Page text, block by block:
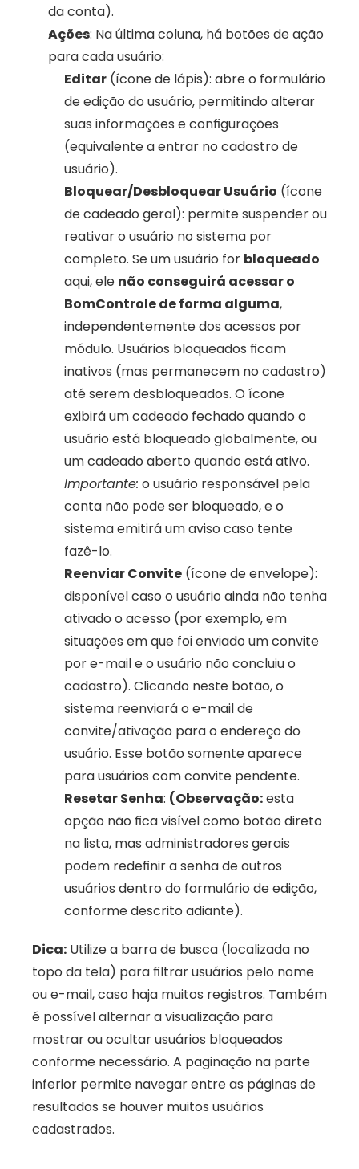
da conta).
Ações: Na última coluna, há botões de ação
para cada usuário:
Editar (ícone de lápis): abre o formulário
de edição do usuário, permitindo alterar
suas informações e configurações
(equivalente a entrar no cadastro de
usuário).
Bloquear/Desbloquear Usuário (ícone
de cadeado geral): permite suspender ou
reativar o usuário no sistema por
completo. Se um usuário for bloqueado
aqui, ele não conseguirá acessar o
BomControle de forma alguma,
independentemente dos acessos por
módulo. Usuários bloqueados ficam
inativos (mas permanecem no cadastro)
até serem desbloqueados. O ícone
exibirá um cadeado fechado quando o
usuário está bloqueado globalmente, ou
Importante: o usuário responsável pela
conta não pode ser bloqueado, e o
sistema emitirá um aviso caso tente
fazê-lo.
Reenviar Convite (ícone de envelope):
disponível caso o usuário ainda não tenha
ativado o acesso (por exemplo, em
situações em que foi enviado um convite
por e-mail e o usuário não concluiu o
cadastro). Clicando neste botão, o
sistema reenviará o e-mail de
convite/ativação para o endereço do
usuário. Esse botão somente aparece
para usuários com convite pendente.
Resetar Senha: (Observação: esta
opção não fica visível como botão direto
na lista, mas administradores gerais
podem redefinir a senha de outros
usuários dentro do formulário de edição,
conforme descrito adiante).
Dica: Utilize a barra de busca (localizada no
topo da tela) para filtrar usuários pelo nome
ou e-mail, caso haja muitos registros. Também
é possível alternar a visualização para
mostrar ou ocultar usuários bloqueados
conforme necessário. A paginação na parte
inferior permite navegar entre as páginas de
resultados se houver muitos usuários
cadastrados.